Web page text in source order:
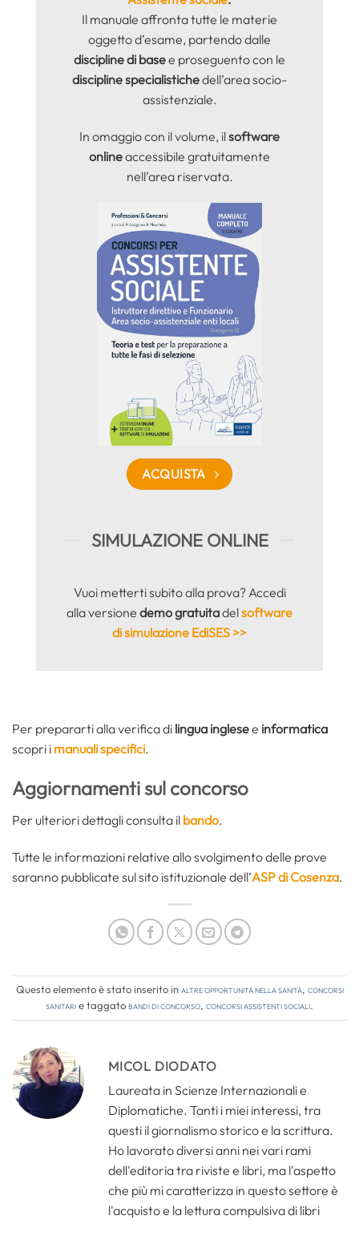
Il manuale affronta tutte le materie
oggetto d’esame, partendo dalle
discipline di basee proseguento con le
discipline specialistichedell’area socio-
assistenziale.
In omaggio con il volume, ilsoftware
onlineaccessibile gratuitamente
nell’area riservata.
ACQUISTA
SIMULAZIONE ONLINE
Vuoi metterti subito alla prova? Accedi
alla versione demo gratuitadelsoftware
di simulazione EdiSES >>
Per prepararti alla verifica di lingua inglesee informatica
scopri i manuali specifici.
Aggiornamenti sul concorso
Per ulteriori dettagli consulta il bando.
Tutte le informazioni relative allo svolgimento delle prove
saranno pubblicate sul sito istituzionale dell’ASP di Cosenza.
Questo elemento è stato inserito in Altre opportunità nella sanità, Concorsi
Sanitarie taggatobandi di concorso, concorsi assistenti sociali.
MICOL DIODATO
Laureata in Scienze Internazionali e
Diplomatiche. Tanti i miei interessi, tra
questi il giornalismo storico e la scrittura.
Ho lavorato diversi anni nei vari rami
dell'editoria tra riviste e libri, ma l'aspetto
che più mi caratterizza in questo settore è
l'acquisto e la lettura compulsiva di libri